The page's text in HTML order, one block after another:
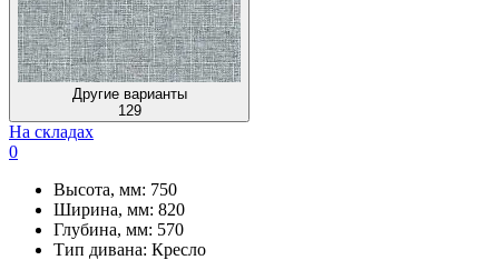
Другие варианты
129
На складах
0
Высота, мм: 750
Ширина, мм: 820
Глубина, мм: 570
Тип дивана: Кресло